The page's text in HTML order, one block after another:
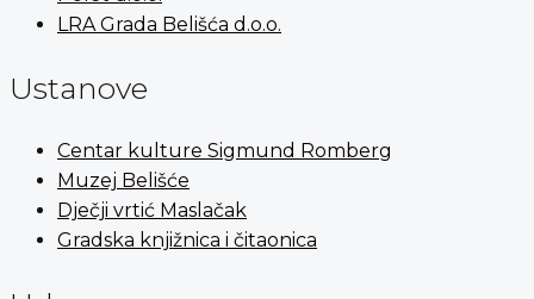
LRA Grada Belišća d.o.o.
Ustanove
Centar kulture Sigmund Romberg
Muzej Belišće
Dječji vrtić Maslačak
Gradska knjižnica i čitaonica